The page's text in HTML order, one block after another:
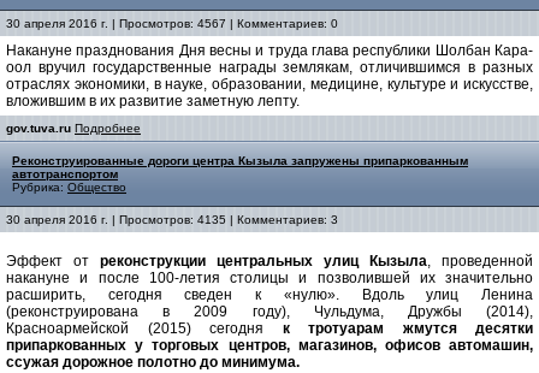
30 апреля 2016 г. | Просмотров: 4567 | Комментариев: 0
Накануне празднования Дня весны и труда глава республики Шолбан Кара-
оол вручил государственные награды землякам, отличившимся в разных
отраслях экономики, в науке, образовании, медицине, культуре и искусстве,
вложившим в их развитие заметную лепту.
gov.tuva.ru Подробнее
Реконструированные дороги центра Кызыла запружены припаркованным
автотранспортом
Рубрика: Общество
30 апреля 2016 г. | Просмотров: 4135 | Комментариев: 3
Эффект от реконструкции центральных улиц Кызыла, проведенной
накануне и после 100-летия столицы и позволившей их значительно
расширить, сегодня сведен к «нулю». Вдоль улиц Ленина
(реконструирована в 2009 году), Чульдума, Дружбы (2014),
Красноармейской (2015) сегодня к тротуарам жмутся десятки
припаркованных у торговых центров, магазинов, офисов автомашин,
ссужая дорожное полотно до минимума.